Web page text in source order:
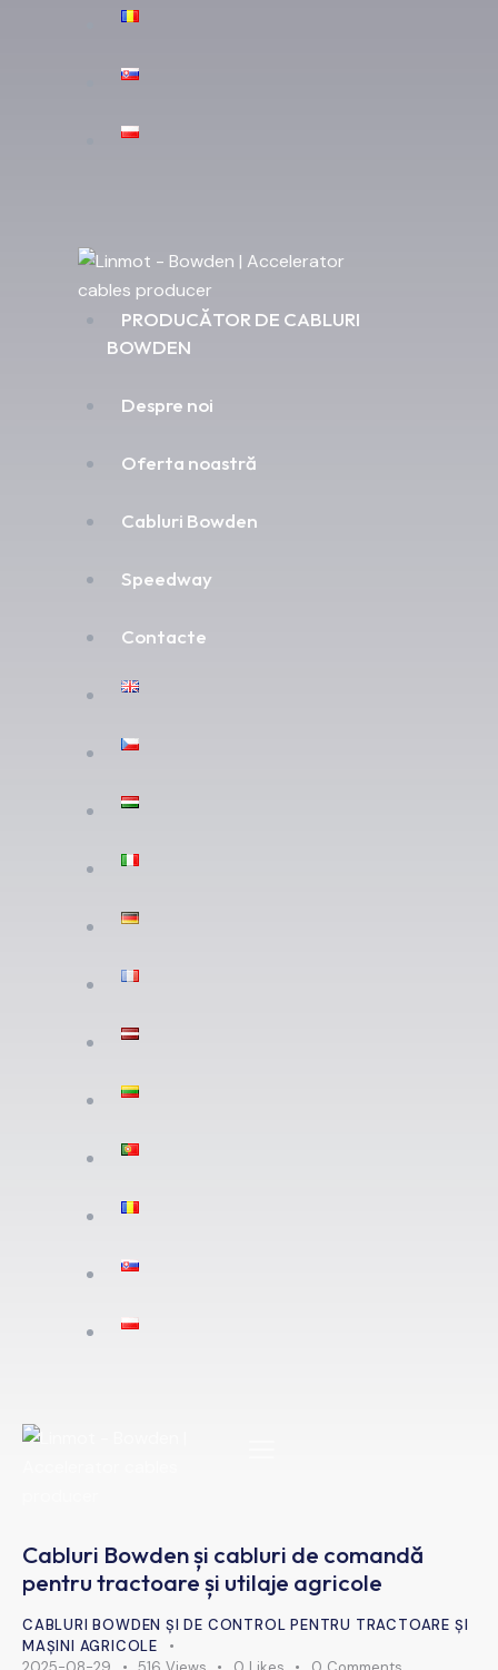
PRODUCĂTOR DE CABLURI
BOWDEN
Despre noi
Oferta noastră
Cabluri Bowden
Speedway
Contacte
Cabluri Bowden și cabluri de comandă
pentru tractoare și utilaje agricole
CABLURI BOWDEN ȘI DE CONTROL PENTRU TRACTOARE ȘI
MAȘINI AGRICOLE